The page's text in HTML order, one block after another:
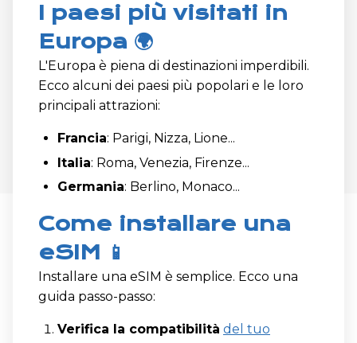
I paesi più visitati in
Europa 🌍
L'Europa è piena di destinazioni imperdibili.
Ecco alcuni dei paesi più popolari e le loro
principali attrazioni:
Francia: Parigi, Nizza, Lione...
Italia: Roma, Venezia, Firenze...
Germania: Berlino, Monaco...
Come installare una
eSIM 📱
Installare una eSIM è semplice. Ecco una
guida passo-passo:
Verifica la compatibilità del tuo